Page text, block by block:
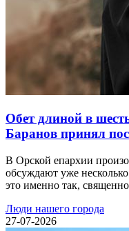
Обет длиной в
Баранов принял
В Орской епархии
обсуждают уже
это именно так,
Люди нашего города
27-07-2026